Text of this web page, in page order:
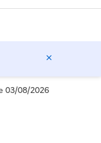
03/08/2026